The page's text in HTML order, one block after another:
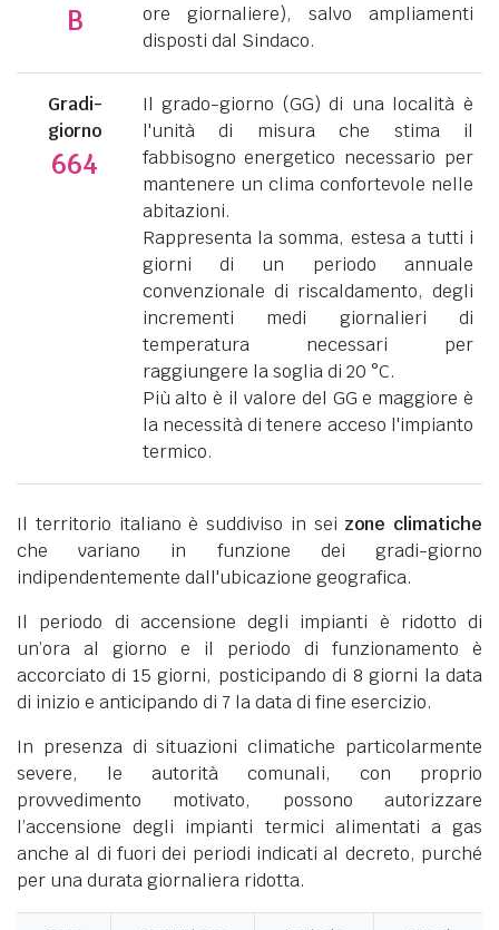
B
ore giornaliere), salvo ampliamenti
disposti dal Sindaco.
Gradi-
giorno
664
Il grado-giorno (GG) di una località è
l'unità di misura che stima il
fabbisogno energetico necessario per
mantenere un clima confortevole nelle
abitazioni.
Rappresenta la somma, estesa a tutti i
giorni di un periodo annuale
convenzionale di riscaldamento, degli
incrementi medi giornalieri di
temperatura necessari per
raggiungere la soglia di 20 °C.
Più alto è il valore del GG e maggiore è
la necessità di tenere acceso l'impianto
termico.
Il territorio italiano è suddiviso in sei zone climatiche
che variano in funzione dei gradi-giorno
indipendentemente dall'ubicazione geografica.
Il periodo di accensione degli impianti è ridotto di
un’ora al giorno e il periodo di funzionamento è
accorciato di 15 giorni, posticipando di 8 giorni la data
di inizio e anticipando di 7 la data di fine esercizio.
In presenza di situazioni climatiche particolarmente
severe, le autorità comunali, con proprio
provvedimento motivato, possono autorizzare
l’accensione degli impianti termici alimentati a gas
anche al di fuori dei periodi indicati al decreto, purché
per una durata giornaliera ridotta.